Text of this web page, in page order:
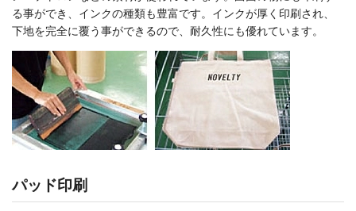
る事ができ、インクの種類も豊富です。インクが厚く印刷され、
下地を完全に覆う事ができるので、耐久性にも優れています。
パッド印刷